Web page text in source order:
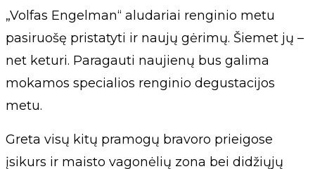
„Volfas Engelman“ aludariai renginio metu
pasiruošę pristatyti ir naujų gėrimų. Šiemet jų –
net keturi. Paragauti naujienų bus galima
mokamos specialios renginio degustacijos
metu.
Greta visų kitų pramogų bravoro prieigose
įsikurs ir maisto vagonėlių zona bei didžiųjų